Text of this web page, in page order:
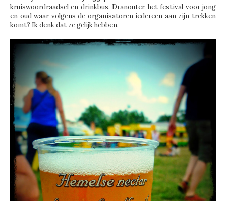
kruiswoordraadsel en drinkbus. Dranouter, het festival voor jong
en oud waar volgens de organisatoren iedereen aan zijn trekken
komt? Ik denk dat ze gelijk hebben.